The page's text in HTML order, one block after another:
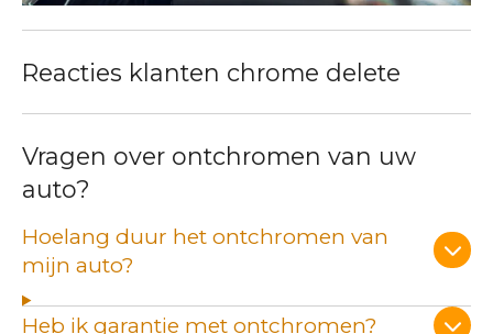
Reacties klanten chrome delete
Vragen over ontchromen van uw
auto?
Hoelang duur het ontchromen van
mijn auto?
Heb ik garantie met ontchromen?